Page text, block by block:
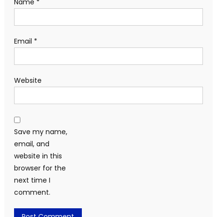
Email *
Website
Save my name,
email, and
website in this
browser for the
next time I
comment.